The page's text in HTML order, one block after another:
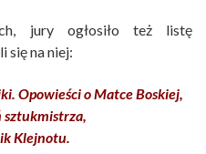
jury ogłosiło też listę
się na niej:
Opowieści o Matce Boskiej,
sztukmistrza,
Klejnotu.